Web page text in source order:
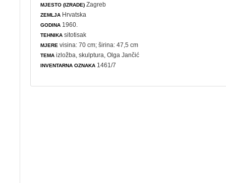
MJESTO (IZRADE) Zagreb
ZEMLJA Hrvatska
GODINA 1960.
TEHNIKA sitotisak
MJERE visina: 70 cm; širina: 47,5 cm
TEMA izložba ,skulptura , Olga Jančić
INVENTARNA OZNAKA 1461/7